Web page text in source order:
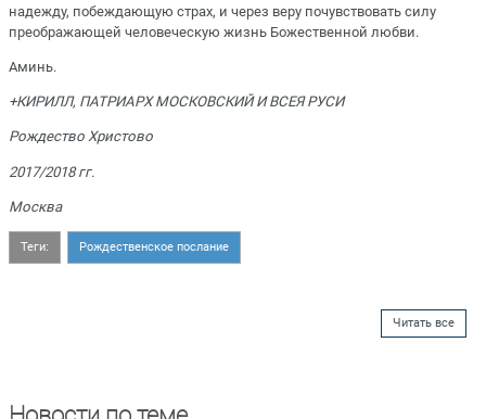
надежду, побеждающую страх, и через веру почувствовать силу
преображающей человеческую жизнь Божественной любви.
Аминь.
+КИРИЛЛ, ПАТРИАРХ МОСКОВСКИЙ И ВСЕЯ РУСИ
Рождество Христово
2017/2018 гг.
Москва
Теги: Рождественское послание
Читать все